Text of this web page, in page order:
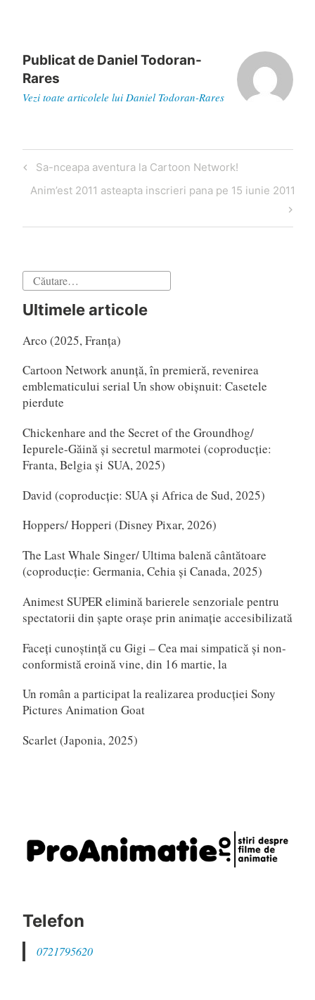
Publicat de Daniel Todoran-
Rares
Vezi toate articolele lui Daniel Todoran-Rares
Navigare
în
articole
Articol
anterior
Sa-nceapa aventura la Cartoon Network!
Articol
Anim’est 2011 asteapta inscrieri pana pe 15 iunie 2011
Caută
Ultimele articole
Arco (2025, Franța)
Cartoon Network anunță, în premieră, revenirea
emblematicului serial Un show obișnuit: Casetele
pierdute
Chickenhare and the Secret of the Groundhog/
Iepurele-Găină și secretul marmotei (coproducție:
Franta, Belgia și SUA, 2025)
David (coproducție: SUA și Africa de Sud, 2025)
Hoppers/ Hopperi (Disney Pixar, 2026)
The Last Whale Singer/ Ultima balenă cântătoare
(coproducție: Germania, Cehia și Canada, 2025)
Animest SUPER elimină barierele senzoriale pentru
spectatorii din șapte orașe prin animație accesibilizată
Faceți cunoștință cu Gigi – Cea mai simpatică și non-
conformistă eroină vine, din 16 martie, la
Un român a participat la realizarea producției Sony
Pictures Animation Goat
Scarlet (Japonia, 2025)
Telefon
0721795620